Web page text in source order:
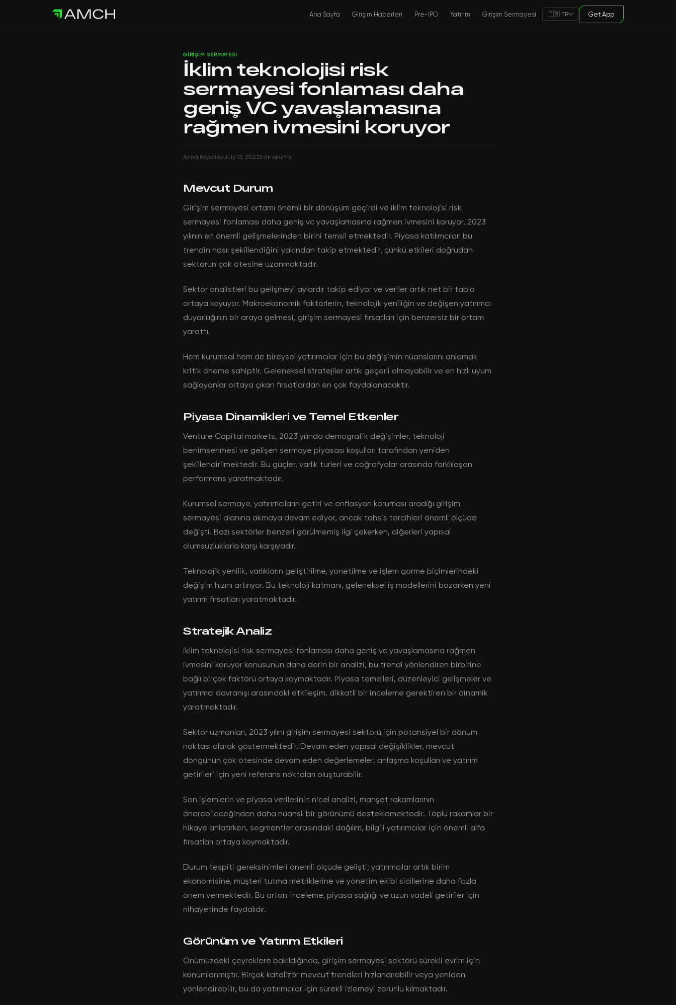
Ana Sayfa Girişim Haberleri Pre-IPO Yatırım Girişim Sermayesi 🇹🇷 TR Get App
GIRIŞIM SERMAYESI
İklim teknolojisi risk
sermayesi fonlaması daha
geniş VC yavaşlamasına
rağmen ivmesini koruyor
Anna KowalskiJuly 13, 20233 dk okuma
Mevcut Durum
Girişim sermayesi ortamı önemli bir dönüşüm geçirdi ve iklim teknolojisi risk
sermayesi fonlaması daha geniş vc yavaşlamasına rağmen ivmesini koruyor, 2023
yılının en önemli gelişmelerinden birini temsil etmektedir. Piyasa katılımcıları bu
trendin nasıl şekillendiğini yakından takip etmektedir, çünkü etkileri doğrudan
sektörün çok ötesine uzanmaktadır.
Sektör analistleri bu gelişmeyi aylardır takip ediyor ve veriler artık net bir tablo
ortaya koyuyor. Makroekonomik faktörlerin, teknolojik yeniliğin ve değişen yatırımcı
duyarlılığının bir araya gelmesi, girişim sermayesi fırsatları için benzersiz bir ortam
yarattı.
Hem kurumsal hem de bireysel yatırımcılar için bu değişimin nüanslarını anlamak
kritik öneme sahiptir. Geleneksel stratejiler artık geçerli olmayabilir ve en hızlı uyum
sağlayanlar ortaya çıkan fırsatlardan en çok faydalanacaktır.
Piyasa Dinamikleri ve Temel Etkenler
Venture Capital markets, 2023 yılında demografik değişimler, teknoloji
benimsenmesi ve gelişen sermaye piyasası koşulları tarafından yeniden
şekillendirilmektedir. Bu güçler, varlık türleri ve coğrafyalar arasında farklılaşan
performans yaratmaktadır.
Kurumsal sermaye, yatırımcıların getiri ve enflasyon koruması aradığı girişim
sermayesi alanına akmaya devam ediyor, ancak tahsis tercihleri önemli ölçüde
değişti. Bazı sektörler benzeri görülmemiş ilgi çekerken, diğerleri yapısal
olumsuzluklarla karşı karşıyadır.
Teknolojik yenilik, varlıkların geliştirilme, yönetilme ve işlem görme biçimlerindeki
değişim hızını artırıyor. Bu teknoloji katmanı, geleneksel iş modellerini bozarken yeni
yatırım fırsatları yaratmaktadır.
Stratejik Analiz
iklim teknolojisi risk sermayesi fonlaması daha geniş vc yavaşlamasına rağmen
ivmesini koruyor konusunun daha derin bir analizi, bu trendi yönlendiren birbirine
bağlı birçok faktörü ortaya koymaktadır. Piyasa temelleri, düzenleyici gelişmeler ve
yatırımcı davranışı arasındaki etkileşim, dikkatli bir inceleme gerektiren bir dinamik
yaratmaktadır.
Sektör uzmanları, 2023 yılını girişim sermayesi sektörü için potansiyel bir dönüm
noktası olarak göstermektedir. Devam eden yapısal değişiklikler, mevcut
döngünün çok ötesinde devam eden değerlemeler, anlaşma koşulları ve yatırım
getirileri için yeni referans noktaları oluşturabilir.
Son işlemlerin ve piyasa verilerinin nicel analizi, manşet rakamlarının
önerebileceğinden daha nüanslı bir görünümü desteklemektedir. Toplu rakamlar bir
hikaye anlatırken, segmentler arasındaki dağılım, bilgili yatırımcılar için önemli alfa
fırsatları ortaya koymaktadır.
Durum tespiti gereksinimleri önemli ölçüde gelişti; yatırımcılar artık birim
ekonomisine, müşteri tutma metriklerine ve yönetim ekibi sicillerine daha fazla
önem vermektedir. Bu artan inceleme, piyasa sağlığı ve uzun vadeli getiriler için
nihayetinde faydalıdır.
Görünüm ve Yatırım Etkileri
Önümüzdeki çeyreklere bakıldığında, girişim sermayesi sektörü sürekli evrim için
konumlanmıştır. Birçok katalizör mevcut trendleri hızlandırabilir veya yeniden
yönlendirebilir, bu da yatırımcılar için sürekli izlemeyi zorunlu kılmaktadır.